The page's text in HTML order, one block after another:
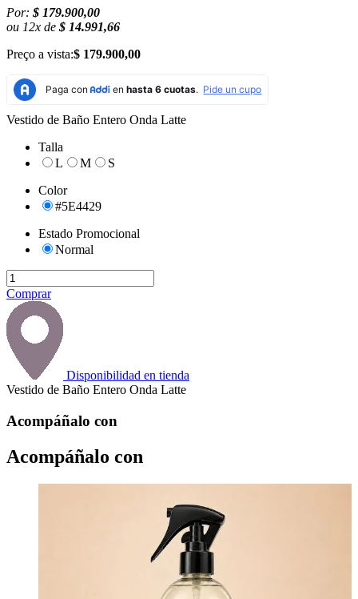
Por: $ 179.900,00
ou 12x de $ 14.991,66
Preço a vista:$ 179.900,00
Vestido de Baño Entero Onda Latte
Talla
L
M
S
Color
#5E4429
Estado Promocional
Normal
Comprar
Disponibilidad en tienda
Vestido de Baño Entero Onda Latte
Acompáñalo con
Acompáñalo con